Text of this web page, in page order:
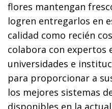
flores mantengan
logren entregarlos en
calidad como recién
colabora con expertos
universidades e
para proporcionar a
los mejores sistemas
disponibles en la